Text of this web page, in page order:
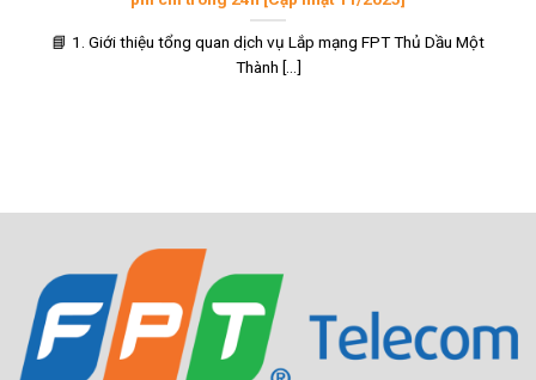
📘 1. Giới thiệu tổng quan dịch vụ Lắp mạng FPT Thủ Dầu Một
Thành [...]